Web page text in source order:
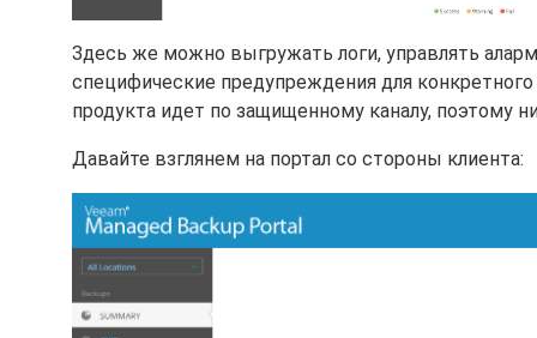
Здесь же можно выгружать логи, управлять
специфические предупреждения для
продукта идет по защищенному каналу, поэтому
Давайте взглянем на портал со стороны клиента: